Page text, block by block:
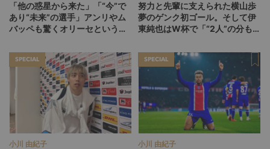
「他の惑星から来た」「“今”で
あり“未来”の選手」アンリやム
バッペも驚くオリーセというフ
努力と先輩に支えられた横山歩
夢のゲンク初ゴール。そして伊
東純也はW杯で「“2人”の分も頑
SPECIAL
小川 由紀子
SPECIAL
小川 由紀子